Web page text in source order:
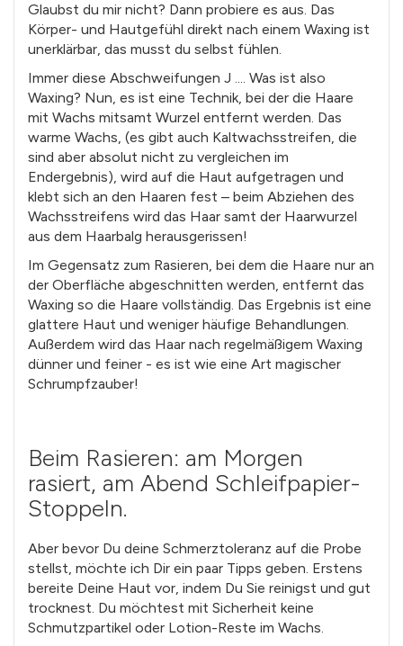
Glaubst du mir nicht? Dann probiere es aus. Das
Körper- und Hautgefühl direkt nach einem Waxing ist
unerklärbar, das musst du selbst fühlen.
Immer diese Abschweifungen J .... Was ist also
Waxing? Nun, es ist eine Technik, bei der die Haare
mit Wachs mitsamt Wurzel entfernt werden. Das
warme Wachs, (es gibt auch Kaltwachsstreifen, die
sind aber absolut nicht zu vergleichen im
Endergebnis), wird auf die Haut aufgetragen und
klebt sich an den Haaren fest – beim Abziehen des
Wachsstreifens wird das Haar samt der Haarwurzel
aus dem Haarbalg herausgerissen!
Im Gegensatz zum Rasieren, bei dem die Haare nur an
der Oberfläche abgeschnitten werden, entfernt das
Waxing so die Haare vollständig. Das Ergebnis ist eine
glattere Haut und weniger häufige Behandlungen.
Außerdem wird das Haar nach regelmäßigem Waxing
dünner und feiner - es ist wie eine Art magischer
Schrumpfzauber!
Beim Rasieren: am Morgen
rasiert, am Abend Schleifpapier-
Stoppeln.
Aber bevor Du deine Schmerztoleranz auf die Probe
stellst, möchte ich Dir ein paar Tipps geben. Erstens
bereite Deine Haut vor, indem Du Sie reinigst und gut
trocknest. Du möchtest mit Sicherheit keine
Schmutzpartikel oder Lotion-Reste im Wachs.